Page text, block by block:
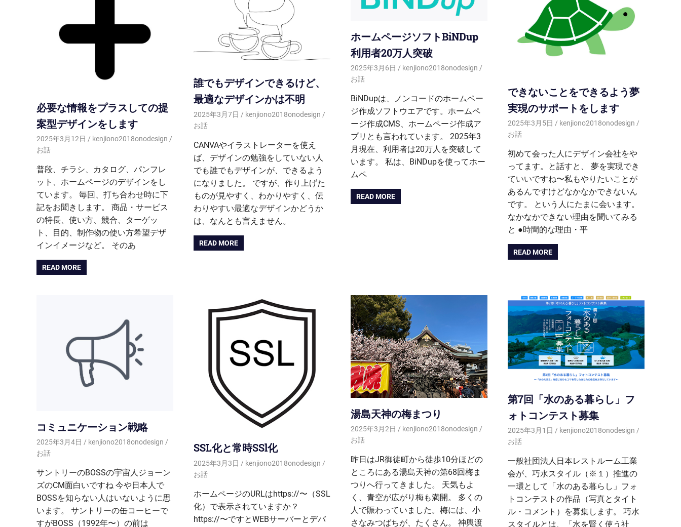
必要な情報をプラスしての提
案型デザインをします
2025年3月12日
kenjiono2018onodesign
お話
普段、チラシ、カタログ、パンフレ
ット、ホームページのデザインをし
ています。 毎回、打ち合わせ時に下
記をお聞きします。 商品・サービス
の特長、使い方、競合、ターゲッ
ト、目的、制作物の使い方希望デザ
インイメージなど。 そのあ
READ MORE
誰でもデザインできるけど、
最適なデザインかは不明
2025年3月7日
kenjiono2018onodesign
お話
CANVAやイラストレーターを使え
ば、デザインの勉強をしていない人
でも誰でもデザインが、できるよう
になりました。 ですが、作り上げた
ものが見やすく、わかりやすく、伝
わりやすい最適なデザインかどうか
は、なんとも言えません。
READ MORE
ホームページソフトBiNDup
利用者20万人突破
2025年3月6日
kenjiono2018onodesign
お話
BiNDupは、ノンコードのホームペー
ジ作成ソフトウエアです。ホームペ
ージ作成CMS、ホームページ作成ア
プリとも言われています。 2025年3
月現在、利用者は20万人を突破して
います。 私は、BiNDupを使ってホー
ムペ
READ MORE
できないことをできるよう夢
実現のサポートをします
2025年3月5日
kenjiono2018onodesign
お話
初めて会った人にデザイン会社をや
ってます。と話すと、 夢を実現でき
ていいですね〜私もやりたいことが
あるんですけどなかなかできないん
です。 という人にたまに会います。
なかなかできない理由を聞いてみる
と ●時間的な理由・平
READ MORE
コミュニケーション戦略
2025年3月4日
kenjiono2018onodesign
お話
サントリーのBOSSの宇宙人ジョーン
ズのCM面白いですね 今や日本人で
BOSSを知らない人はいないように思
います。 サントリーの缶コーヒーで
すがBOSS（1992年〜）の前は
SSL化と常時SSl化
2025年3月3日
kenjiono2018onodesign
お話
ホームページのURLはhttps://〜（SSL
化）で表示されていますか？
https://〜ですとWEBサーバーとデバ
湯島天神の梅まつり
2025年3月2日
kenjiono2018onodesign
お話
昨日はJR御徒町から徒歩10分ほどの
ところにある湯島天神の第68回梅ま
つりへ行ってきました。 天気もよ
く、青空が広がり梅も満開。 多くの
人で賑わっていました。梅には、小
さなみつばちが、たくさん。 神輿渡
第7回「水のある暮らし」フ
ォトコンテスト募集
2025年3月1日
kenjiono2018onodesign
お話
一般社団法人日本レストルーム工業
会が、巧水スタイル（※１）推進の
一環として「水のある暮らし」フォ
トコンテストの作品（写真とタイト
ル・コメント）を募集します。 巧水
スタイルとは、「水を賢く使う社